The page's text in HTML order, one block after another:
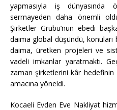
yapmasıyla iş
sermayeden daha önemli
Şirketler Grubu’nun ebedi
daima global düşündü, konuları
daima, üretken projeleri ve
vadeli imkanlar yaratmaktı.
zaman şirketlerini kâr hedefinin
amacına yöneldi.
Kocaeli Evden Eve Nakliyat